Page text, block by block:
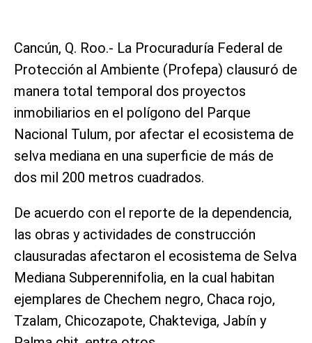
Cancún, Q. Roo.- La Procuraduría Federal de
Protección al Ambiente (Profepa) clausuró de
manera total temporal dos proyectos
inmobiliarios en el polígono del Parque
Nacional Tulum, por afectar el ecosistema de
selva mediana en una superficie de más de
dos mil 200 metros cuadrados.
De acuerdo con el reporte de la dependencia,
las obras y actividades de construcción
clausuradas afectaron el ecosistema de Selva
Mediana Subperennifolia, en la cual habitan
ejemplares de Chechem negro, Chaca rojo,
Tzalam, Chicozapote, Chakteviga, Jabín y